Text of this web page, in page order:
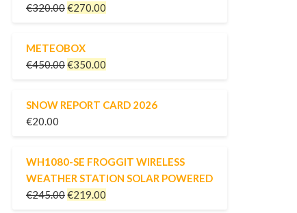
€320.00€270.00
METEOBOX
€450.00€350.00
SNOW REPORT CARD 2026
€20.00
WH1080-SE FROGGIT WIRELESS
WEATHER STATION SOLAR POWERED
€245.00€219.00